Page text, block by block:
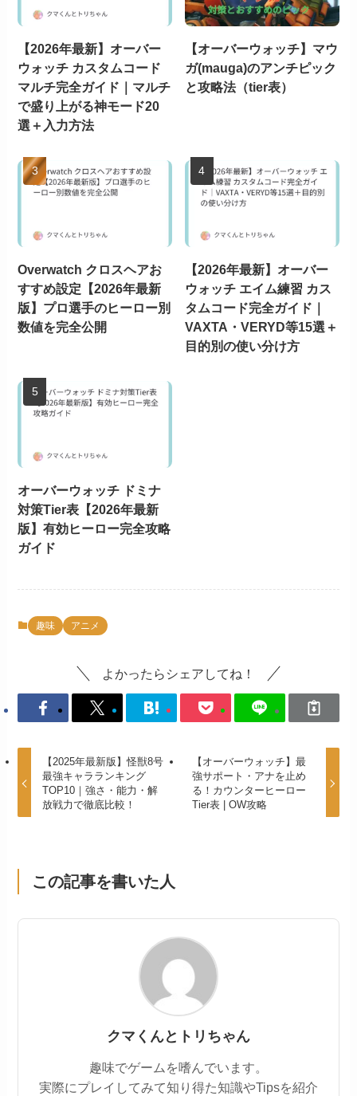
【2026年最新】オーバー
ウォッチ カスタムコード
マルチ完全ガイド｜マルチ
で盛り上がる神モード20
選＋入力方法
【オーバーウォッチ】マウ
ガ(mauga)のアンチピック
と攻略法（tier表）
Overwatch クロスヘアお
すすめ設定【2026年最新
版】プロ選手のヒーロー別
数値を完全公開
【2026年最新】オーバー
ウォッチ エイム練習 カス
タムコード完全ガイド｜
VAXTA・VERYD等15選＋
目的別の使い分け方
オーバーウォッチ ドミナ
対策Tier表【2026年最新
版】有効ヒーロー完全攻略
ガイド
趣味 アニメ
よかったらシェアしてね！
【2025年最新版】怪獣8号
最強キャラランキング
TOP10｜強さ・能力・解
放戦力で徹底比較！
【オーバーウォッチ】最
強サポート・アナを止め
る！カウンターヒーロー
Tier表 | OW攻略
この記事を書いた人
クマくんとトリちゃん
趣味でゲームを嗜んでいます。
実際にプレイしてみて知り得た知識やTipsを紹介